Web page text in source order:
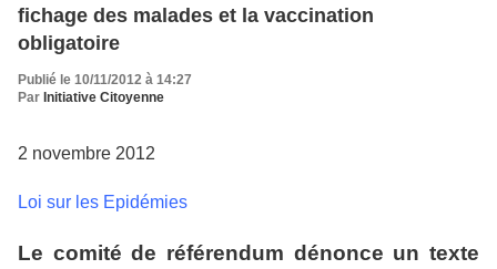
fichage des malades et la vaccination
obligatoire
Publié le 10/11/2012 à 14:27
Par Initiative Citoyenne
2 novembre 2012
Loi sur les Epidémies
Le comité de référendum dénonce un texte